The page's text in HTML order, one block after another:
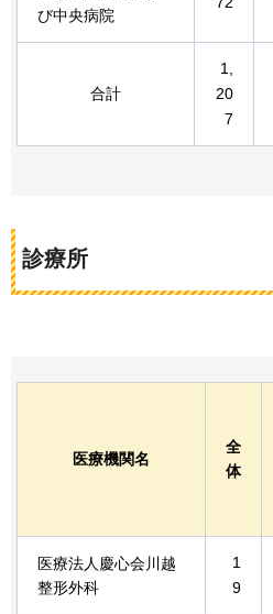
び中央病院
合計
1,
20
7
診療所
医療機関名
全
体
医療法人慶心会川越
整形外科
1
9